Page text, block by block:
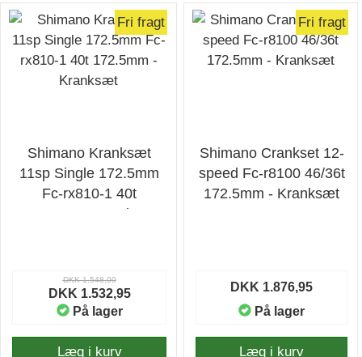
Fri fragt
Shimano Kranksæt
11sp Single 172.5mm
Fc-rx810-1 40t
172.5mm - Kranksæt
DKK 1.548,00
DKK 1.532,95
På lager
Læg i kurv
Fri fragt
Shimano Crankset 12-
speed Fc-r8100 46/36t
172.5mm - Kranksæt
DKK 1.876,95
På lager
Læg i kurv